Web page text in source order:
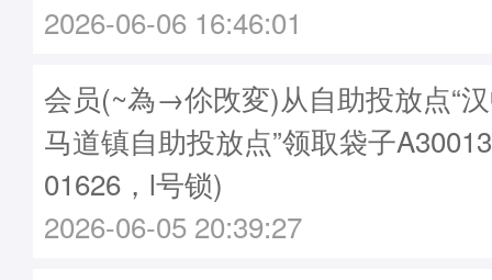
2026-06-06 16:46:01
会员(~為→伱攺変)从自助投放点“
马道镇自助投放点”领取袋子
01626，l号锁)
2026-06-05 20:39:27